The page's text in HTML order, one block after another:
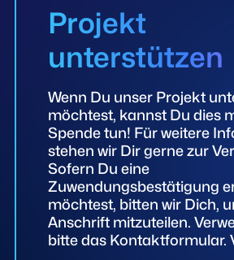
Projekt
unterstützen
Wenn Du unser Projekt
möchtest, kannst Du dies
Spende tun! Für weitere
stehen wir Dir gerne zur
Sofern Du eine
Zuwendungsbestätigung
möchtest, bitten wir Dich,
Anschrift mitzuteilen.
bitte das Kontaktformular.